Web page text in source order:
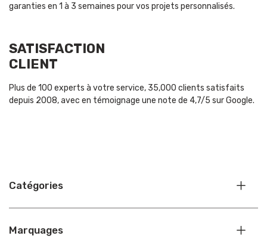
garanties en 1 à 3 semaines pour vos projets personnalisés.
SATISFACTION
CLIENT
Plus de 100 experts à votre service, 35,000 clients satisfaits
depuis 2008, avec en témoignage une note de 4,7/5 sur Google.
Catégories
Marquages